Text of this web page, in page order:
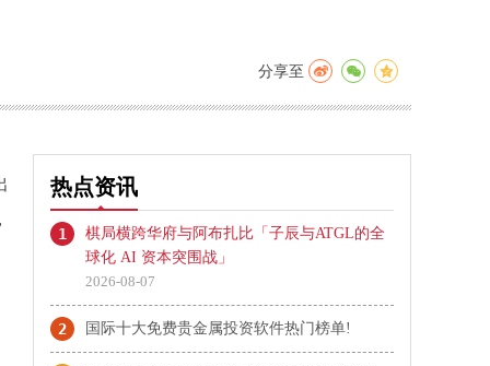
分享至
热点资讯
1
棋局横跨华府与阿布扎比「子辰与ATGL的全
球化 AI 资本突围战」
2026-08-07
2 国际十大免费贵金属投资软件热门榜单!